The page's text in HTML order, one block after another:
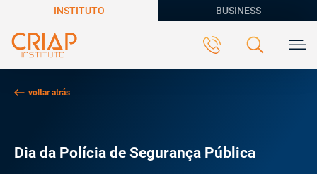
INSTITUTO BUSINESS
voltar atrás
Dia da Polícia de Segurança Pública